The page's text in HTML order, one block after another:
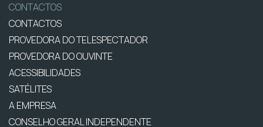
CONTACTOS
CONTACTOS
PROVEDORA DO TELESPECTADOR
PROVEDORA DO OUVINTE
ACESSIBILIDADES
SATÉLITES
A EMPRESA
CONSELHO GERAL INDEPENDENTE